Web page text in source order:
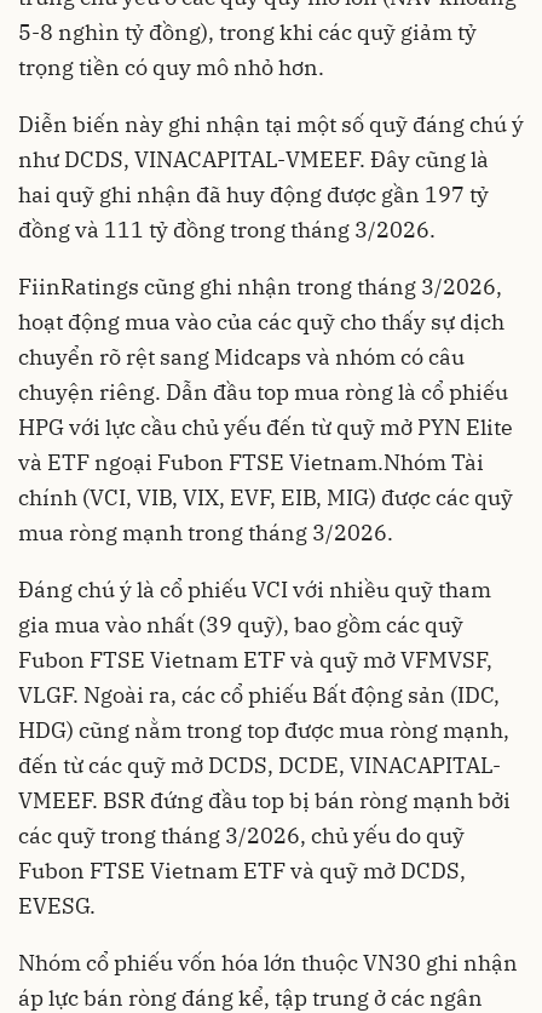
5-8 nghìn tỷ đồng), trong khi các quỹ giảm tỷ
trọng tiền có quy mô nhỏ hơn.
Diễn biến này ghi nhận tại một số quỹ đáng chú ý
như DCDS, VINACAPITAL-VMEEF. Đây cũng là
hai quỹ ghi nhận đã huy động được gần 197 tỷ
đồng và 111 tỷ đồng trong tháng 3/2026.
FiinRatings cũng ghi nhận trong tháng 3/2026,
hoạt động mua vào của các quỹ cho thấy sự dịch
chuyển rõ rệt sang Midcaps và nhóm có câu
chuyện riêng. Dẫn đầu top mua ròng là cổ phiếu
HPG với lực cầu chủ yếu đến từ quỹ mở PYN Elite
và ETF ngoại Fubon FTSE Vietnam.Nhóm Tài
chính (VCI, VIB, VIX, EVF, EIB, MIG) được các quỹ
mua ròng mạnh trong tháng 3/2026.
Đáng chú ý là cổ phiếu VCI với nhiều quỹ tham
gia mua vào nhất (39 quỹ), bao gồm các quỹ
Fubon FTSE Vietnam ETF và quỹ mở VFMVSF,
VLGF. Ngoài ra, các cổ phiếu Bất động sản (IDC,
HDG) cũng nằm trong top được mua ròng mạnh,
đến từ các quỹ mở DCDS, DCDE, VINACAPITAL-
VMEEF. BSR đứng đầu top bị bán ròng mạnh bởi
các quỹ trong tháng 3/2026, chủ yếu do quỹ
Fubon FTSE Vietnam ETF và quỹ mở DCDS,
EVESG.
Nhóm cổ phiếu vốn hóa lớn thuộc VN30 ghi nhận
áp lực bán ròng đáng kể, tập trung ở các ngân